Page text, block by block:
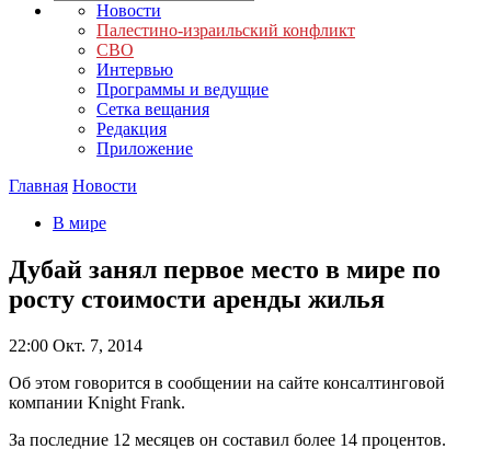
Новости
Палестино-израильский конфликт
СВО
Интервью
Программы и ведущие
Сетка вещания
Редакция
Приложение
Главная Новости
В мире
Дубай занял первое место в мире по
росту стоимости аренды жилья
22:00 Окт. 7, 2014
Об этом говорится в сообщении на сайте консалтинговой
компании Knight Frank.
За последние 12 месяцев он составил более 14 процентов.